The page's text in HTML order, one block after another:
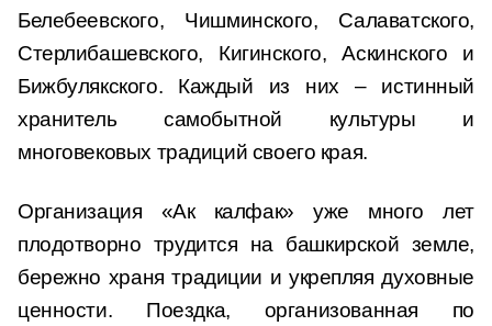
Белебеевского, Чишминского, Салаватского,
Стерлибашевского, Кигинского, Аскинского и
Бижбулякского. Каждый из них – истинный
хранитель самобытной культуры и
многовековых традиций своего края.
Организация «Ак калфак» уже много лет
плодотворно трудится на башкирской земле,
бережно храня традиции и укрепляя духовные
ценности. Поездка, организованная по